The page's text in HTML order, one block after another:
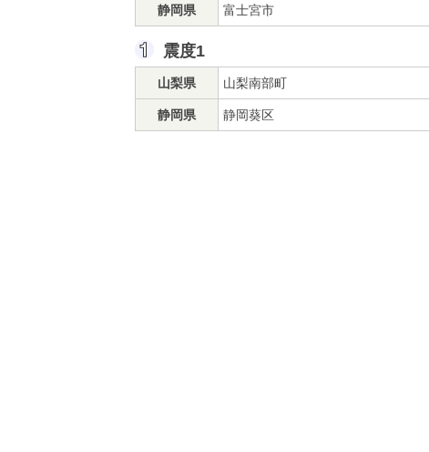
静岡県 富士宮市
震度1
山梨県 山梨南部町
静岡県 静岡葵区